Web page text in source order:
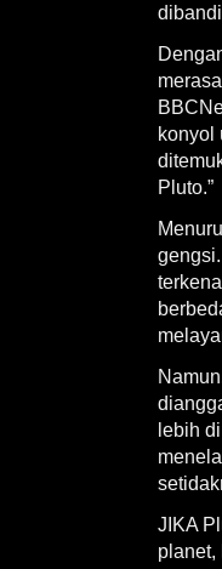
konyol
Pluto.”
lebih
JIKA
planet,